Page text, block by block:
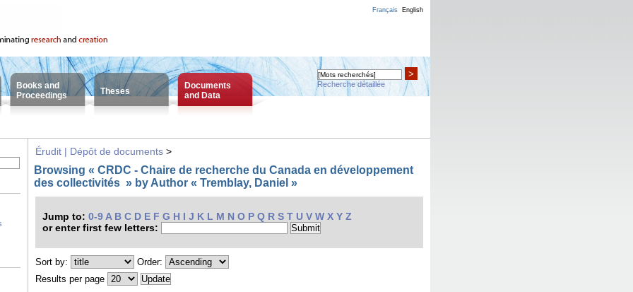
Français English
Books and
Proceedings
Theses
Documents
and Data
>
Recherche détaillée
Érudit | Dépôt de documents >
Browsing « CRDC - Chaire de recherche du Canada en développement
des collectivités » by Author « Tremblay, Daniel »
Jump to: 0-9 A B C D E F G H I J K L M N O P Q R S T U V W X Y Z
or enter first few letters:
Sort by:
Order:
Results per page